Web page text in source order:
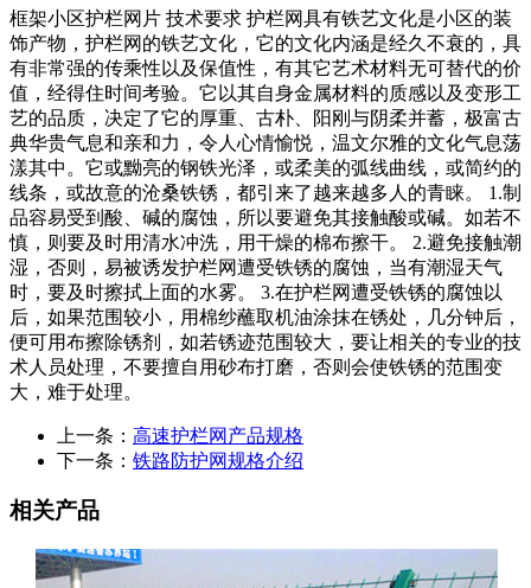
框架小区护栏网片 技术要求 护栏网具有铁艺文化是小区的装
饰产物，护栏网的铁艺文化，它的文化内涵是经久不衰的，具
有非常强的传乘性以及保值性，有其它艺术材料无可替代的价
值，经得住时间考验。它以其自身金属材料的质感以及变形工
艺的品质，决定了它的厚重、古朴、阳刚与阴柔并蓄，极富古
典华贵气息和亲和力，令人心情愉悦，温文尔雅的文化气息荡
漾其中。它或黝亮的钢铁光泽，或柔美的弧线曲线，或简约的
线条，或故意的沧桑铁锈，都引来了越来越多人的青睐。 1.制
品容易受到酸、碱的腐蚀，所以要避免其接触酸或碱。如若不
慎，则要及时用清水冲洗，用干燥的棉布擦干。 2.避免接触潮
湿，否则，易被诱发护栏网遭受铁锈的腐蚀，当有潮湿天气
时，要及时擦拭上面的水雾。 3.在护栏网遭受铁锈的腐蚀以
后，如果范围较小，用棉纱蘸取机油涂抹在锈处，几分钟后，
便可用布擦除锈剂，如若锈迹范围较大，要让相关的专业的技
术人员处理，不要擅自用砂布打磨，否则会使铁锈的范围变
大，难于处理。
上一条： 高速护栏网产品规格
下一条： 铁路防护网规格介绍
相关产品